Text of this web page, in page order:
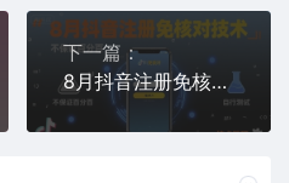
下一篇：
8月抖音注册免核对技术，不保证百分百，自测